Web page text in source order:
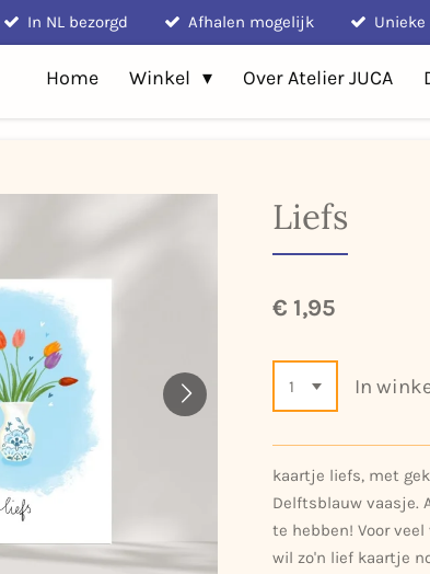
In NL bezorgd Afhalen mogelijk
Home Winkel Over Atelier JUCA
Liefs
€ 1,95
In
kaartje liefs, met
Delftsblauw vaasje.
te hebben! Voor
wil zo'n lief kaartje